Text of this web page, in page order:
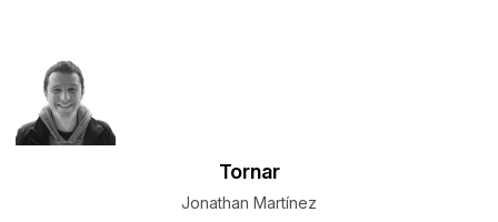
Tornar
Jonathan Martínez